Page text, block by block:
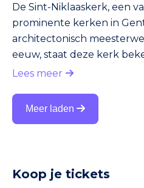
De Sint-Niklaaskerk, een
prominente kerken in
architectonisch
eeuw, staat deze kerk
gotische architectuur. De
contrast met de grote,
interieur overspoelen met
Lees meer
Meer laden
Koop je tickets